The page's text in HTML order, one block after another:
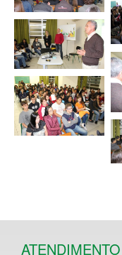
ATENDIMENTO